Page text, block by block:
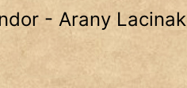
- Arany Lacinak